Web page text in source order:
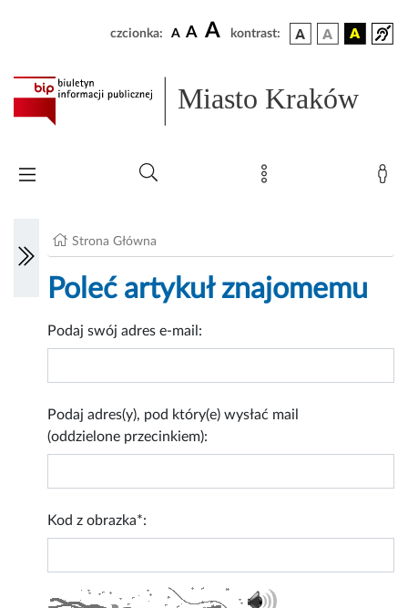
czcionka: A A A kontrast:
Miasto Kraków
Strona Główna
Poleć artykuł znajomemu
Podaj swój adres e-mail:
Podaj adres(y), pod który(e) wysłać mail
(oddzielone przecinkiem):
Kod z obrazka*: